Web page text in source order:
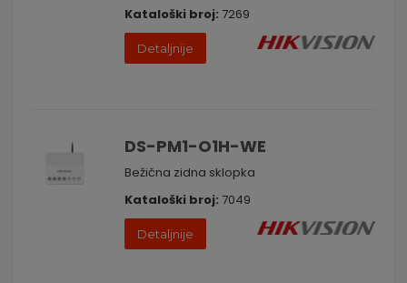
Kataloški broj: 7269
Detaljnije
DS-PM1-O1H-WE
Bežična zidna sklopka
Kataloški broj: 7049
Detaljnije